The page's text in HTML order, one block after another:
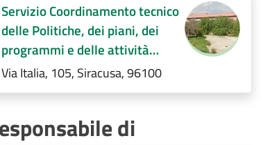
Servizio Coordinamento tecnico
delle Politiche, dei piani, dei
programmi e delle attività
Socio-Assistenziali sul
territorio- Interventi di
Via Italia, 105, Siracusa, 96100
di